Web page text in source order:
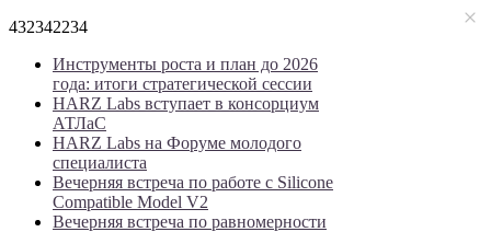
432342234
Инструменты роста и план до 2026
года: итоги стратегической сессии
HARZ Labs вступает в консорциум
АТЛаС
HARZ Labs на Форуме молодого
специалиста
Вечерняя встреча по работе с Silicone
Compatible Model V2
Вечерняя встреча по равномерности